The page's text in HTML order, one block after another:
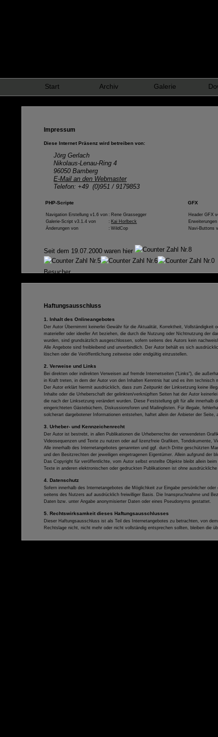
Start Archiv Galerie
Impressum
Diese Internet Präsenz wird betreiben von:
Jörg Gerlach
Nikolaus-Lenau-Ring 4
96050 Bamberg
E-Mail an den Webmaster
Telefon: +49 (0)951 / 9179853
PHP-Scripte
Navigation Erstellung v1.6 von : Rene Grassegger
Galerie-Script v3.1.4 von
: Kai Horlbeck
Änderungen von
: WildCop
GFX
Header GFX
Navi-Buttons
Seit dem 19.07.2000 waren hier
Besucher.
Haftungsausschluss
1. Inhalt des Onlineangebotes
Der Autor Übernimmt keinerlei Gewähr für die Aktualität, Korrektheit,
materieller oder ideeller Art beziehen, die durch die Nutzung oder Nichtnutzung der
wurden, sind grundsätzlich ausgeschlossen, sofern seitens des Autors kein
Alle Angebote sind freibleibend und unverbindlich. Der Autor behält es sich
löschen oder die Veröffentlichung zeitweise oder endgültig einzustellen.
2. Verweise und Links
Bei direkten oder indirekten Verweisen auf fremde Internetseiten ("Links"), die
in Kraft treten, in dem der Autor von den Inhalten Kenntnis hat und es ihm
Der Autor erklärt hiermit ausdrücklich, dass zum Zeitpunkt der Linksetzung keine
Inhalte oder die Urheberschaft der gelinkten/verknüpften Seiten hat der Autor
die nach der Linksetzung verändert wurden. Diese Feststellung gilt für alle
eingerichteten Gästebüchern, Diskussionsforen und Mailinglisten. Für illegale,
solcherart dargebotener Informationen entstehen, haftet allein der Anbieter der
3. Urheber- und Kennzeichenrecht
Der Autor ist bestrebt, in allen Publikationen die Urheberrechte der verwendeten
Videosequenzen und Texte zu nutzen oder auf lizenzfreie Grafiken, Tondokumente,
Alle innerhalb des Internetangebotes genannten und ggf. durch Dritte geschützten
und den Besitzrechten der jeweiligen eingetragenen Eigentümer. Allein aufgrund
Das Copyright für veröffentlichte, vom Autor selbst erstellte Objekte bleibt allein
Texte in anderen elektronischen oder gedruckten Publikationen ist ohne
4. Datenschutz
Sofern innerhalb des Internetangebotes die Möglichkeit zur Eingabe persönlicher
seitens des Nutzers auf ausdrücklich freiwilliger Basis. Die Inanspruchnahme und
Daten bzw. unter Angabe anonymisierter Daten oder eines Pseudonyms gestattet.
5. Rechtswirksamkeit dieses Haftungsausschlusses
Dieser Haftungsausschluss ist als Teil des Internetangebotes zu betrachten, von
Rechtslage nicht, nicht mehr oder nicht vollständig entsprechen sollten, bleiben die